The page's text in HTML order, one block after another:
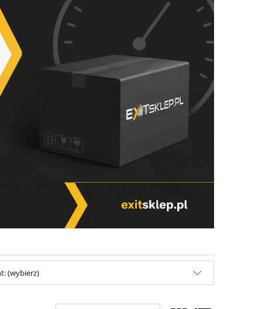
(wybierz)